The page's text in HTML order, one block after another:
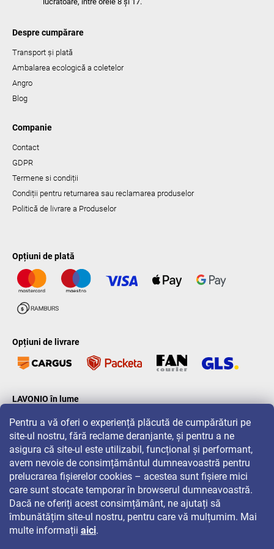
Pentru a vă oferi o experiență plăcută de cumpărături pe
site-ul nostru, fără reclame deranjante, și pentru a ne
asigura că site-ul este utilizabil, funcțional și performant,
avem nevoie de consimțământul dumneavoastră pentru
prelucrarea fișierelor cookies – acestea sunt fișiere mici
care sunt stocate temporar în browserul dumneavoastră.
Dacă ne oferiți acest consimțământ, ne ajutați să
îmbunătățim site-ul nostru, pentru care vă mulțumim. Mai
multe informații aici.
Despre cumpărare
Transport și plată
Ambalarea ecologică a coletelor
Angro
Blog
Companie
Contact
GDPR
Termene si condiții
Condiții pentru returnarea sau reclamarea produselor
Politică de livrare a Produselor
Opțiuni de plată
Opțiuni de livrare
LAVONIO în lume
Pentru promoții, concursuri și reduceri, urmăriți-ne pe: